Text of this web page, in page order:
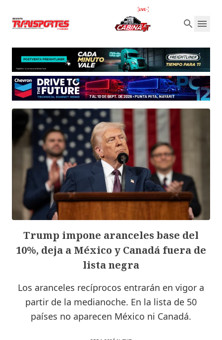
Trump impone aranceles base del
10%, deja a México y Canadá fuera de
lista negra
Los aranceles recíprocos entrarán en vigor a
partir de la medianoche. En la lista de 50
países no aparecen México ni Canadá.